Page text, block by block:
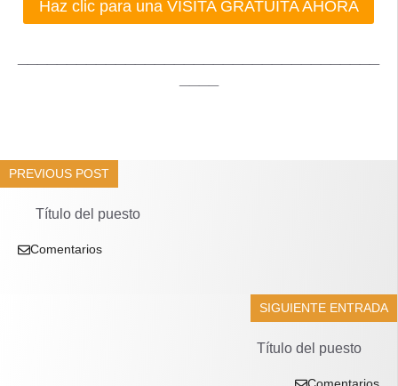
Haz clic para una VISITA GRATUITA AHORA
PREVIOUS POST
Título del puesto
Comentarios
SIGUIENTE ENTRADA
Título del puesto